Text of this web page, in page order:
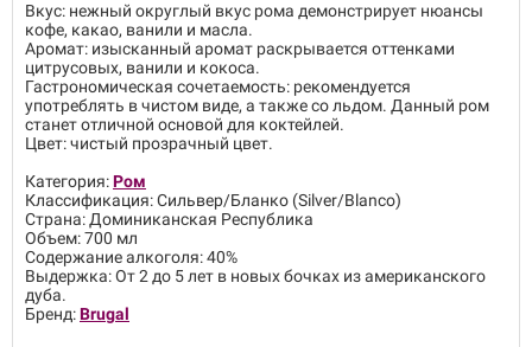
Вкус: нежный округлый вкус рома демонстрирует нюансы
кофе, какао, ванили и масла.
Аромат: изысканный аромат раскрывается оттенками
цитрусовых, ванили и кокоса.
Гастрономическая сочетаемость: рекомендуется
употреблять в чистом виде, а также со льдом. Данный ром
станет отличной основой для коктейлей.
Цвет: чистый прозрачный цвет.
Категория:Ром
Классификация: Сильвер/Бланко (Silver/Blanco)
Страна: Доминиканская Республика
Объем: 700 мл
Содержание алкоголя: 40%
Выдержка: От 2 до 5 лет в новых бочках из американского
дуба.
Бренд:Brugal